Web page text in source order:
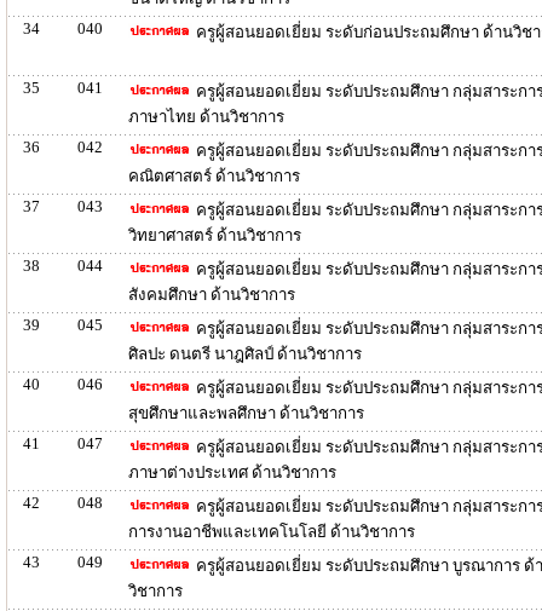
34
040 ครูผู้สอนยอดเยี่ยม ระดับก่อนประถมศึกษา ด้านวิช
35 041
ครูผู้สอนยอดเยี่ยม ระดับประถมศึกษา กลุ่มสาระกา
ภาษาไทย ด้านวิชาการ
36
042
ครูผู้สอนยอดเยี่ยม ระดับประถมศึกษา กลุ่มสาระกา
คณิตศาสตร์ ด้านวิชาการ
37
043
ครูผู้สอนยอดเยี่ยม ระดับประถมศึกษา กลุ่มสาระกา
วิทยาศาสตร์ ด้านวิชาการ
38
044
ครูผู้สอนยอดเยี่ยม ระดับประถมศึกษา กลุ่มสาระกา
สังคมศึกษา ด้านวิชาการ
39
045
ครูผู้สอนยอดเยี่ยม ระดับประถมศึกษา กลุ่มสาระกา
ศิลปะ ดนตรี นาฎศิลป์ ด้านวิชาการ
40
046
ครูผู้สอนยอดเยี่ยม ระดับประถมศึกษา กลุ่มสาระกา
สุขศึกษาและพลศึกษา ด้านวิชาการ
41
047
ครูผู้สอนยอดเยี่ยม ระดับประถมศึกษา กลุ่มสาระกา
ภาษาต่างประเทศ ด้านวิชาการ
42
048
ครูผู้สอนยอดเยี่ยม ระดับประถมศึกษา กลุ่มสาระกา
การงานอาชีพและเทคโนโลยี ด้านวิชาการ
43
049
ครูผู้สอนยอดเยี่ยม ระดับประถมศึกษา บูรณาการ ด้
วิชาการ